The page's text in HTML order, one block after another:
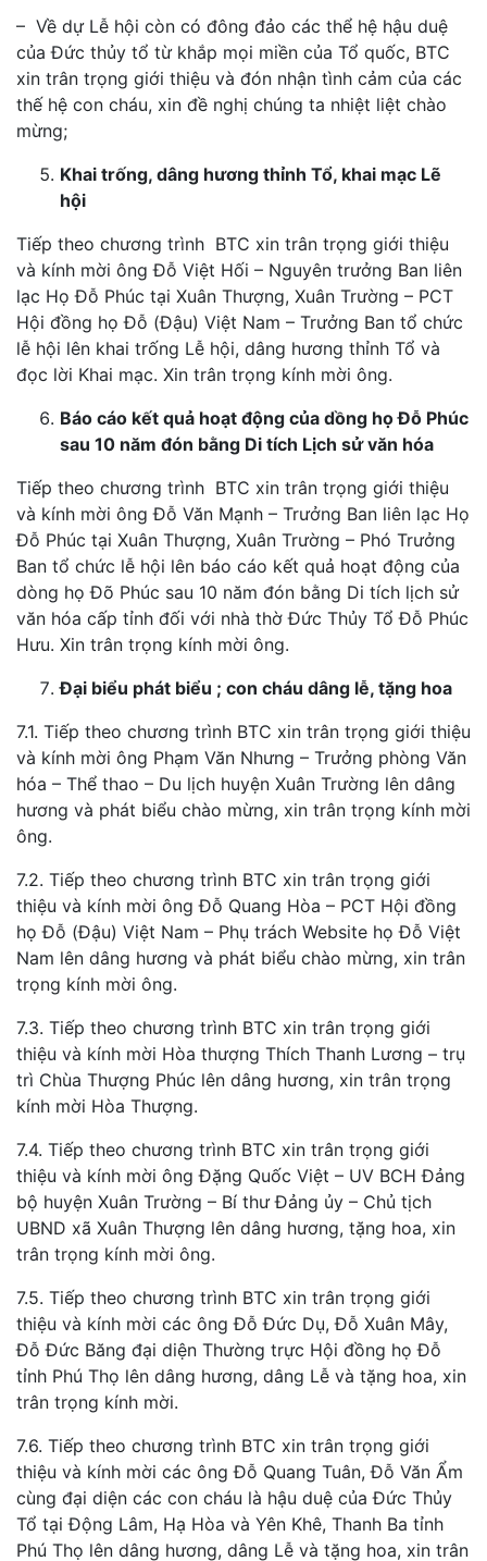
– Về dự Lễ hội còn có đông đảo các thể hệ hậu duệ
của Đức thủy tổ từ khắp mọi miền của Tổ quốc, BTC
xin trân trọng giới thiệu và đón nhận tình cảm của các
thế hệ con cháu, xin đề nghị chúng ta nhiệt liệt chào
mừng;
Khai trống, dâng hương thỉnh Tổ, khai mạc Lẽ
hội
Tiếp theo chương trình BTC xin trân trọng giới thiệu
và kính mời ông Đỗ Việt Hối – Nguyên trưởng Ban liên
lạc Họ Đỗ Phúc tại Xuân Thượng, Xuân Trường – PCT
Hội đồng họ Đỗ (Đậu) Việt Nam – Trưởng Ban tổ chức
lễ hội lên khai trống Lễ hội, dâng hương thỉnh Tổ và
đọc lời Khai mạc. Xin trân trọng kính mời ông.
Báo cáo kết quả hoạt động của dồng họ Đỗ Phúc
sau 10 năm đón bằng Di tích Lịch sử văn hóa
Tiếp theo chương trình BTC xin trân trọng giới thiệu
và kính mời ông Đỗ Văn Mạnh – Trưởng Ban liên lạc Họ
Đỗ Phúc tại Xuân Thượng, Xuân Trường – Phó Trưởng
Ban tổ chức lễ hội lên báo cáo kết quả hoạt động của
dòng họ Đõ Phúc sau 10 năm đón bằng Di tích lịch sử
văn hóa cấp tỉnh đối với nhà thờ Đức Thủy Tổ Đỗ Phúc
Hưu. Xin trân trọng kính mời ông.
Đại biểu phát biểu ; con cháu dâng lễ, tặng hoa
7.1. Tiếp theo chương trình BTC xin trân trọng giới thiệu
và kính mời ông Phạm Văn Nhưng – Trưởng phòng Văn
hóa – Thể thao – Du lịch huyện Xuân Trường lên dâng
hương và phát biểu chào mừng, xin trân trọng kính mời
ông.
7.2. Tiếp theo chương trình BTC xin trân trọng giới
thiệu và kính mời ông Đỗ Quang Hòa – PCT Hội đồng
họ Đỗ (Đậu) Việt Nam – Phụ trách Website họ Đỗ Việt
Nam lên dâng hương và phát biểu chào mừng, xin trân
trọng kính mời ông.
7.3. Tiếp theo chương trình BTC xin trân trọng giới
thiệu và kính mời Hòa thượng Thích Thanh Lương – trụ
trì Chùa Thượng Phúc lên dâng hương, xin trân trọng
kính mời Hòa Thượng.
7.4. Tiếp theo chương trình BTC xin trân trọng giới
thiệu và kính mời ông Đặng Quốc Việt – UV BCH Đảng
bộ huyện Xuân Trường – Bí thư Đảng ủy – Chủ tịch
UBND xã Xuân Thượng lên dâng hương, tặng hoa, xin
trân trọng kính mời ông.
7.5. Tiếp theo chương trình BTC xin trân trọng giới
thiệu và kính mời các ông Đỗ Đức Dụ, Đỗ Xuân Mây,
Đỗ Đức Băng đại diện Thường trực Hội đồng họ Đỗ
tỉnh Phú Thọ lên dâng hương, dâng Lễ và tặng hoa, xin
trân trọng kính mời.
7.6. Tiếp theo chương trình BTC xin trân trọng giới
thiệu và kính mời các ông Đỗ Quang Tuân, Đỗ Văn Ẩm
cùng đại diện các con cháu là hậu duệ của Đức Thủy
Tổ tại Động Lâm, Hạ Hòa và Yên Khê, Thanh Ba tỉnh
Phú Thọ lên dâng hương, dâng Lễ và tặng hoa, xin trân